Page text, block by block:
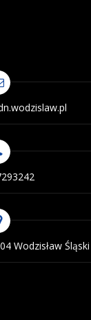
Wodzisław Śląski